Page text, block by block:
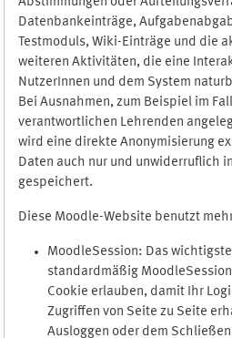
Datenbankeinträge,
Testmoduls, Wiki-Einträge und die
weiteren Aktivitäten, die eine
NutzerInnen und dem System
Bei Ausnahmen, zum Beispiel im
verantwortlichen Lehrenden
wird eine direkte Anonymisierung
Daten auch nur und unwiderruflich
gespeichert.
Diese Moodle-Website benutzt
MoodleSession: Das
standardmäßig
Cookie erlauben, damit Ihr
Zugriffen von Seite zu Seite
Ausloggen oder dem